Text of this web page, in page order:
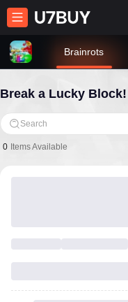
Brainrots
Break a Lucky
Search
0 Items Available